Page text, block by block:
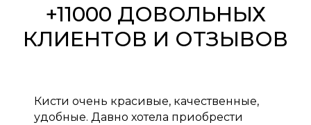
+11000 ДОВОЛЬНЫХ
КЛИЕНТОВ И ОТЗЫВОВ
Кисти очень красивые, качественные,
удобные. Давно хотела приобрести